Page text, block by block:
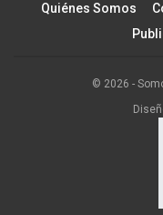
Quiénes Somos
© 2026 -